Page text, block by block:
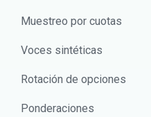
Muestreo por cuotas
Voces sintéticas
Rotación de opciones
Ponderaciones